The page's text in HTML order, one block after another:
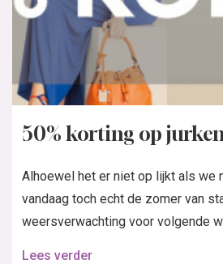
50% korting op
Alhoewel het er niet op lijkt als we
vandaag toch echt de zomer van
weersverwachting voor volgende
Lees verder